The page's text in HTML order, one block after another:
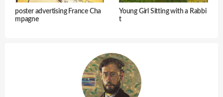
poster advertising France Cha
mpagne
Young Girl Sitting with a Rabbi
t